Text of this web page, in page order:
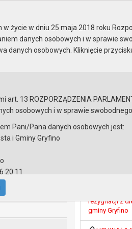
Publicznej
i Gminy w Gryfinie
serwisu Aktualności
Sesja nr
rezygnacji z
gminy Gryfino
w życie w dniu 25 maja 2018 roku
danych osobowych i w sprawie
danych osobowych. Kliknięcie
art. 13 ROZPORZĄDZENIA
osobowych i w sprawie
Pani/Pana danych osobowych jest:
i Gminy Gryfino
20 11
Inspektora Ochrony Danych: